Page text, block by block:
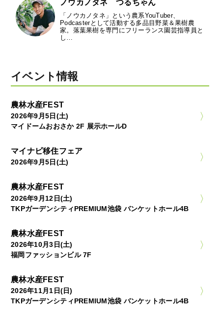
ノウカノタネ つるちゃん
「ノウカノタネ」という農系YouTuber、
Podcasterとして活動する多品目野菜＆果樹農
家。落葉果樹を専門にフリーランス園芸指導員と
し…
イベント情報
農林水産FEST
2026年9月5日(土)
マイドームおおさか 2F 展示ホールD
マイナビ移住フェア
2026年9月5日(土)
農林水産FEST
2026年9月12日(土)
TKPガーデンシティPREMIUM池袋 バンケットホール4B
農林水産FEST
2026年10月3日(土)
福岡ファッションビル 7F
農林水産FEST
2026年11月1日(日)
TKPガーデンシティPREMIUM池袋 バンケットホール4B